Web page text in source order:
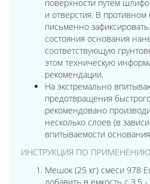
поверхности путем
и отверстия. В противном
письменно
состояния основания
соответствующую
этом техническую
рекомендации.
На экстремально
предотвращения
рекомендовано
несколько слоев (в
впитываемости
ИНСТРУКЦИЯ ПО ПРИМЕНЕНИЮ
Мешок (25 кг) смеси 978